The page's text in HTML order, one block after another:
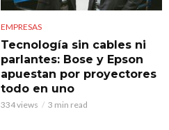
EMPRESAS
Tecnología sin cables ni
parlantes: Bose y Epson
apuestan por proyectores
todo en uno
334 views 3 min read